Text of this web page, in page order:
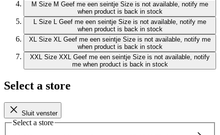
M Size M Geef me een seintje Size is not available, notify me
when product is back in stock
L Size L Geef me een seintje Size is not available, notify me
when product is back in stock
XL Size XL Geef me een seintje Size is not available, notify me
when product is back in stock
XXL Size XXL Geef me een seintje Size is not available, notify
me when product is back in stock
Select a store
Sluit venster
Select a store